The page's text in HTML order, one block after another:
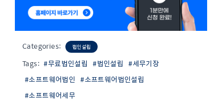
Categories: 법인설립
Tags: #무료법인설립 #법인설립 #세무기장
#소프트웨어법인 #소프트웨어법인설립
#소프트웨어세무